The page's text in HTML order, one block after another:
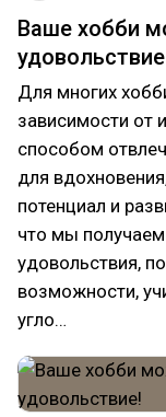
Ваше хобби
Для многих
зависимости от
способом
для
потенциал и
что мы
удовольствия,
возможности,
угло…